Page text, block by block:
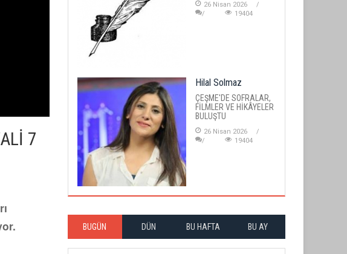
7
26 Nisan 2026
19404
Hilal Solmaz
ÇEŞME'DE SOFRALAR,
FİLMLER VE HİKÂYELER
BULUŞTU
26 Nisan 2026
19404
BUGÜN DÜN BU HAFTA BU AY